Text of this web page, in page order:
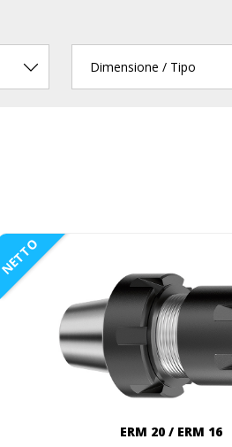
Dimensione / Tipo
NETTO
ERM 20 / ERM 16